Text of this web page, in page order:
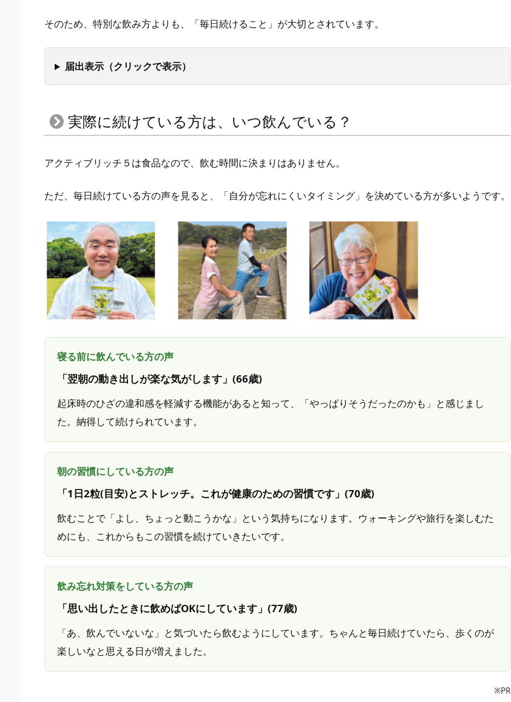
く
る
3
の
夫
1.
大
切
な
の
は“忘
に
い
タ
イ
ン
グ”
3.
2.
「飲
み
忘
れ
た…」
そ
な
と
き
そのため、特別な飲み方よりも、「毎日続けること」が大切とされています。
届出表示（クリックで表示）
実際に続けている方は、いつ飲んでいる？
アクティブリッチ５は食品なので、飲む時間に決まりはありません。
ただ、毎日続けている方の声を見ると、「自分が忘れにくいタイミング」を決めている方が多いようです。
寝る前に飲んでいる方の声
「翌朝の動き出しが楽な気がします」(66歳)
起床時のひざの違和感を軽減する機能があると知って、「やっぱりそうだったのかも」と感じまし
た。納得して続けられています。
朝の習慣にしている方の声
「1日2粒(目安)とストレッチ。これが健康のための習慣です」(70歳)
飲むことで「よし、ちょっと動こうかな」という気持ちになります。ウォーキングや旅行を楽しむた
めにも、これからもこの習慣を続けていきたいです。
飲み忘れ対策をしている方の声
「思い出したときに飲めばOKにしています」(77歳)
「あ、飲んでいないな」と気づいたら飲むようにしています。ちゃんと毎日続けていたら、歩くのが
楽しいなと思える日が増えました。
※PR